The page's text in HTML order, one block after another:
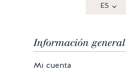
ES
Información general
Mi cuenta